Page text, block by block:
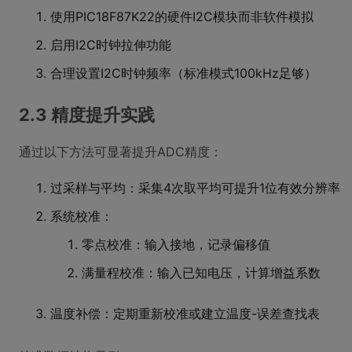
使用PIC18F87K22的硬件I2C模块而非软件模拟
启用I2C时钟拉伸功能
合理设置I2C时钟频率（标准模式100kHz足够）
2.3 精度提升实践
通过以下方法可显著提升ADC精度：
过采样与平均：采集4次取平均可提升1位有效分辨率
系统校准：
零点校准：输入接地，记录偏移值
满量程校准：输入已知电压，计算增益系数
温度补偿：定期重新校准或建立温度-误差查找表